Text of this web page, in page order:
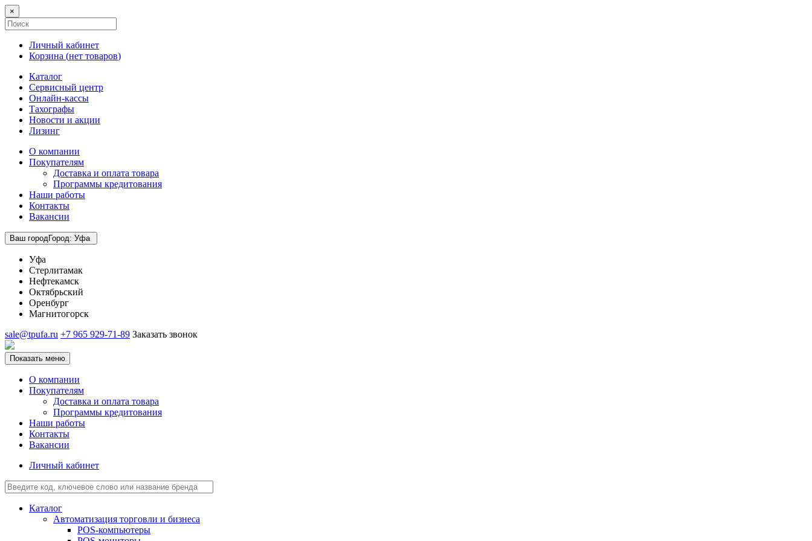
×
Личный кабинет
Корзина (нет товаров)
Каталог
Сервисный центр
Онлайн-кассы
Тахографы
Новости и акции
Лизинг
О компании
Покупателям
Доставка и оплата товара
Программы кредитования
Наши работы
Контакты
Вакансии
Ваш городГород: Уфа
Уфа
Стерлитамак
Нефтекамск
Октябрьский
Оренбург
Магнитогорск
sale@tpufa.ru +7 965 929-71-89 Заказать звонок
Показать меню
О компании
Покупателям
Доставка и оплата товара
Программы кредитования
Наши работы
Контакты
Вакансии
Личный кабинет
Каталог
Автоматизация торговли и бизнеса
POS-компьютеры